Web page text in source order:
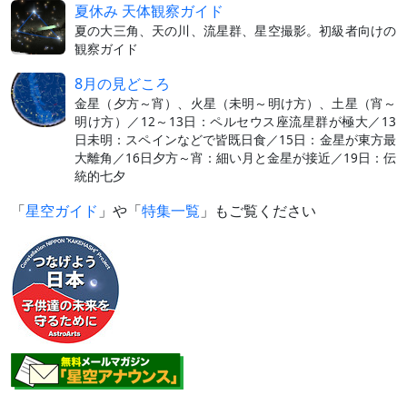
夏休み 天体観察ガイド
夏の大三角、天の川、流星群、星空撮影。初級者向けの
観察ガイド
8月の見どころ
金星（夕方～宵）、火星（未明～明け方）、土星（宵～
明け方）／12～13日：ペルセウス座流星群が極大／13
日未明：スペインなどで皆既日食／15日：金星が東方最
大離角／16日夕方～宵：細い月と金星が接近／19日：伝
統的七夕
「星空ガイド 」や「特集一覧 」もご覧ください